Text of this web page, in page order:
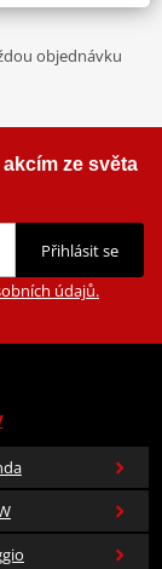
objednávku
ze světa
Přihlásit se
údajů.